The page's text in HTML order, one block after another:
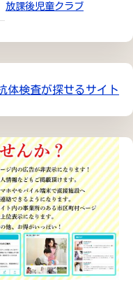
放課後児童クラブ
体検査が探せるサイト